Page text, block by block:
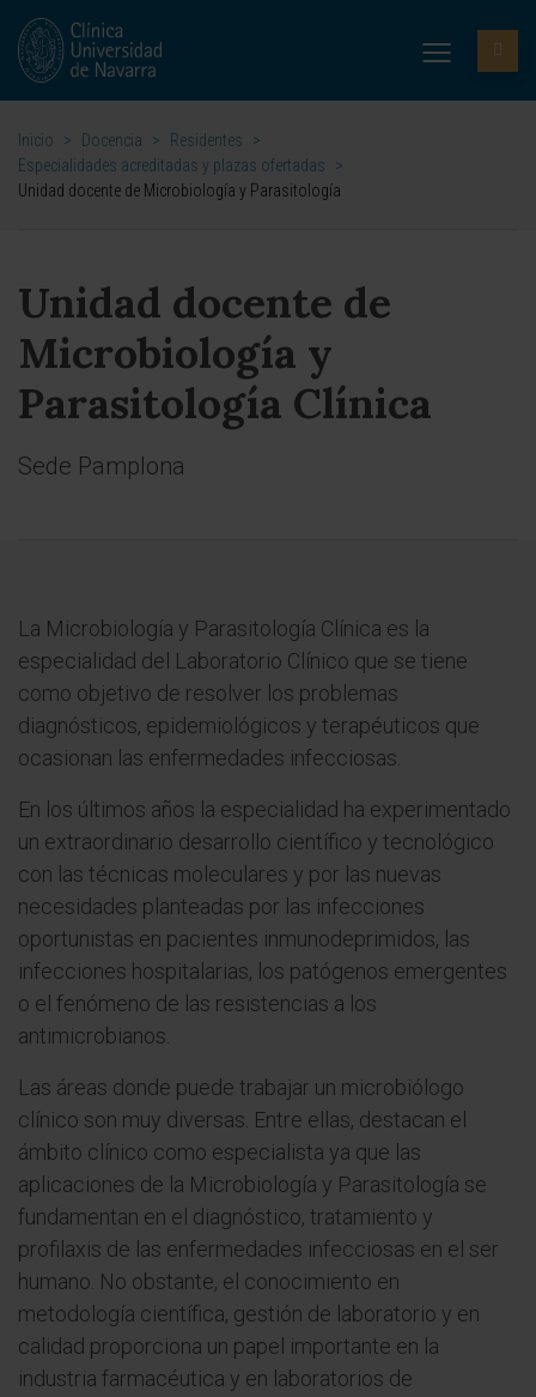
Inicio > Docencia > Residentes
>
Especialidades acreditadas y plazas ofertadas
>
Unidad docente de Microbiología y Parasitología
Unidad docente de
Microbiología y
Parasitología Clínica
Sede Pamplona
La Microbiología y Parasitología Clínica es la
especialidad del Laboratorio Clínico que se tiene
como objetivo de resolver los problemas
diagnósticos, epidemiológicos y terapéuticos que
ocasionan las enfermedades infecciosas.
En los últimos años la especialidad ha experimentado
un extraordinario desarrollo científico y tecnológico
con las técnicas moleculares y por las nuevas
necesidades planteadas por las infecciones
oportunistas en pacientes inmunodeprimidos, las
infecciones hospitalarias, los patógenos emergentes
o el fenómeno de las resistencias a los
antimicrobianos.
Las áreas donde puede trabajar un microbiólogo
clínico son muy diversas. Entre ellas, destacan el
ámbito clínico como especialista ya que las
aplicaciones de la Microbiología y Parasitología se
fundamentan en el diagnóstico, tratamiento y
profilaxis de las enfermedades infecciosas en el ser
humano. No obstante, el conocimiento en
metodología científica, gestión de laboratorio y en
calidad proporciona un papel importante en la
industria farmacéutica y en laboratorios de